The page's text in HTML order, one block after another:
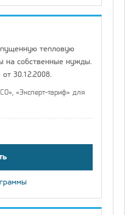
тепловую
на собственные нужды.
30.12.2008.
«Эксперт-тариф» для